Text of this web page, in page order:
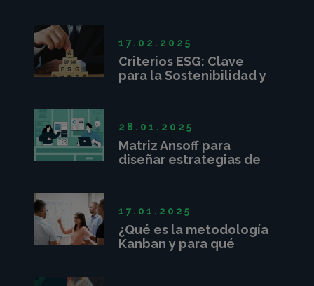
Criterios ESG: Clave
para la Sostenibilidad y
17.02.2025
Matriz Ansoff para
diseñar estrategias de
28.01.2025
¿Qué es la metodología
Kanban y para qué
17.01.2025